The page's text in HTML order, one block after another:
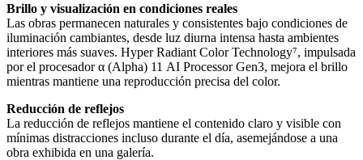
Brillo y visualización en condiciones reales
Las obras permanecen naturales y consistentes bajo condiciones de
iluminación cambiantes, desde luz diurna intensa hasta ambientes
interiores más suaves. Hyper Radiant Color Technology⁷, impulsada
por el procesador α (Alpha) 11 AI Processor Gen3, mejora el brillo
mientras mantiene una reproducción precisa del color.
Reducción de reflejos
La reducción de reflejos mantiene el contenido claro y visible con
mínimas distracciones incluso durante el día, asemejándose a una
obra exhibida en una galería.